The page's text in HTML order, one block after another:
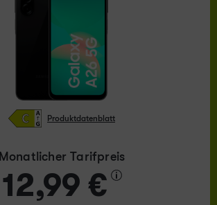
Produktdatenblatt
Monatlicher Tarifpreis
12,99 €